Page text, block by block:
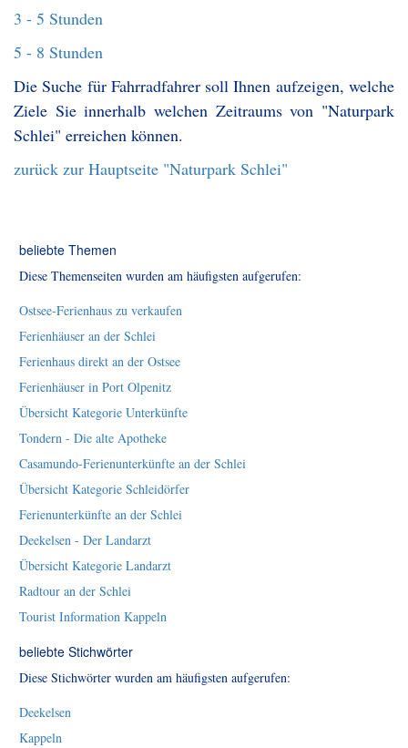
3 - 5 Stunden
5 - 8 Stunden
Die Suche für Fahrradfahrer soll Ihnen aufzeigen, welche
Ziele Sie innerhalb welchen Zeitraums von "Naturpark
Schlei" erreichen können.
zurück zur Hauptseite "Naturpark Schlei"
beliebte Themen
Diese Themenseiten wurden am häufigsten aufgerufen:
Ostsee-Ferienhaus zu verkaufen
Ferienhäuser an der Schlei
Ferienhaus direkt an der Ostsee
Ferienhäuser in Port Olpenitz
Übersicht Kategorie Unterkünfte
Tondern - Die alte Apotheke
Casamundo-Ferienunterkünfte an der Schlei
Übersicht Kategorie Schleidörfer
Ferienunterkünfte an der Schlei
Deekelsen - Der Landarzt
Übersicht Kategorie Landarzt
Radtour an der Schlei
Tourist Information Kappeln
beliebte Stichwörter
Diese Stichwörter wurden am häufigsten aufgerufen:
Deekelsen
Kappeln